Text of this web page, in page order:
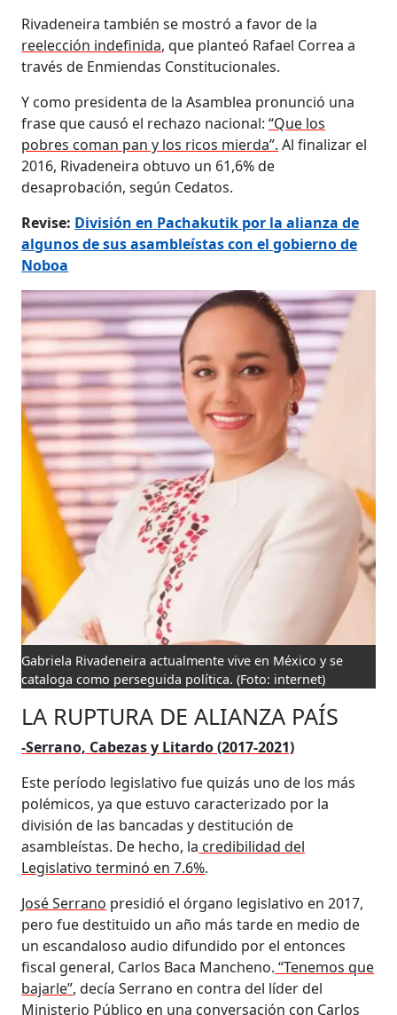
Rivadeneira también se mostró a favor de la
reelección indefinida, que planteó Rafael Correa a
través de Enmiendas Constitucionales.
Y como presidenta de la Asamblea pronunció una
frase que causó el rechazo nacional:“Que los
pobres coman pan y los ricos mierda”. Al finalizar el
2016, Rivadeneira obtuvo un 61,6% de
desaprobación, según Cedatos.
Revise: División en Pachakutik por la alianza de
algunos de sus asambleístas con el gobierno de
Noboa
Gabriela Rivadeneira actualmente vive en México y se
cataloga como perseguida política. (Foto: internet)
LA RUPTURA DE ALIANZA PAÍS
-Serrano, Cabezas y Litardo (2017-2021)
Este período legislativo fue quizás uno de los más
polémicos, ya que estuvo caracterizado por la
división de las bancadas y destitución de
asambleístas. De hecho, la credibilidad del
Legislativo terminó en 7.6%.
José Serrano presidió el órgano legislativo en 2017,
pero fue destituido un año más tarde en medio de
un escandaloso audio difundido por el entonces
fiscal general, Carlos Baca Mancheno. “Tenemos que
bajarle”, decía Serrano en contra del líder del
Ministerio Público en una conversación con Carlos